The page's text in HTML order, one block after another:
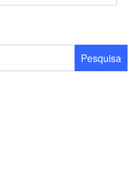
Pesquisa